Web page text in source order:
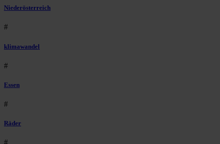
Niederösterreich
#
klimawandel
#
Essen
#
Räder